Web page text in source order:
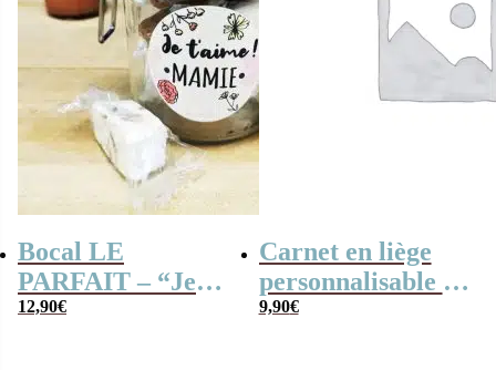
Bocal LE
PARFAIT – “Je
t’aime mamie”
12,90€
Carnet en liège
personnalisable –
“Mes petits
9,90€